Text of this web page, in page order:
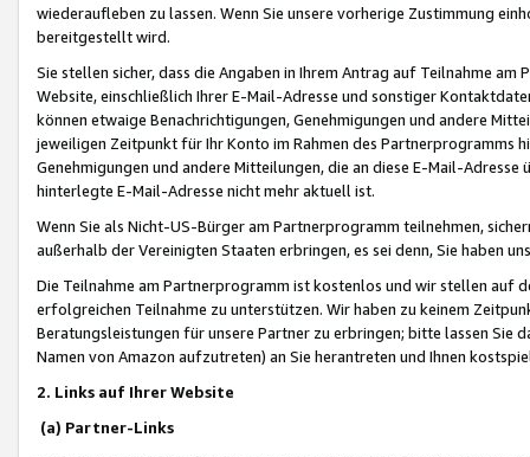
wiederaufleben zu lassen. Wenn Sie unsere vorherige Zustimmung
bereitgestellt wird.
Sie stellen sicher, dass die Angaben in Ihrem Antrag auf Teilnahme
Website, einschließlich Ihrer E-Mail-Adresse und sonstiger
können etwaige Benachrichtigungen, Genehmigungen und andere
jeweiligen Zeitpunkt für Ihr Konto im Rahmen des Partnerprogramms
Genehmigungen und andere Mitteilungen, die an diese E-Mail-
hinterlegte E-Mail-Adresse nicht mehr aktuell ist.
Wenn Sie als Nicht-US-Bürger am Partnerprogramm teilnehmen,
außerhalb der Vereinigten Staaten erbringen, es sei denn, Sie haben
Die Teilnahme am Partnerprogramm ist kostenlos und wir stellen auf
erfolgreichen Teilnahme zu unterstützen. Wir haben zu keinem
Beratungsleistungen für unsere Partner zu erbringen; bitte lassen Sie
Namen von Amazon aufzutreten) an Sie herantreten und Ihnen
2. Links auf Ihrer Website
(a) Partner-Links